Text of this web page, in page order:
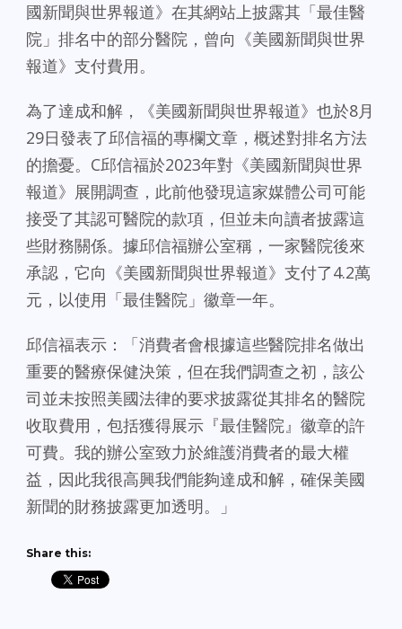
國新聞與世界報道》在其網站上披露其「最佳醫
院」排名中的部分醫院，曾向《美國新聞與世界
報道》支付費用。
為了達成和解，《美國新聞與世界報道》也於8月
29日發表了邱信福的專欄文章，概述對排名方法
的擔憂。C邱信福於2023年對《美國新聞與世界
報道》展開調查，此前他發現這家媒體公司可能
接受了其認可醫院的款項，但並未向讀者披露這
些財務關係。據邱信福辦公室稱，一家醫院後來
承認，它向《美國新聞與世界報道》支付了4.2萬
元，以使用「最佳醫院」徽章一年。
邱信福表示：「消費者會根據這些醫院排名做出
重要的醫療保健決策，但在我們調查之初，該公
司並未按照美國法律的要求披露從其排名的醫院
收取費用，包括獲得展示『最佳醫院』徽章的許
可費。我的辦公室致力於維護消費者的最大權
益，因此我很高興我們能夠達成和解，確保美國
新聞的財務披露更加透明。」
Share this: